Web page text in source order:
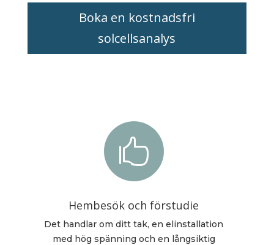
Boka en kostnadsfri
solcellsanalys

Hembesök och förstudie
Det handlar om ditt tak, en elinstallation
med hög spänning och en långsiktig